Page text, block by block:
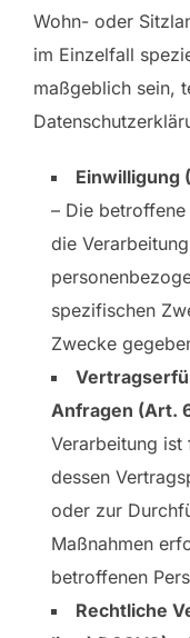
Wohn- oder
im Einzelfall
maßgeblich sein,
Einwilligung
– Die
die
spezifischen
Zwecke
Anfragen (Art.
Verarbeitung ist
dessen
oder zur
Maßnahmen
betroffenen
Rechtliche